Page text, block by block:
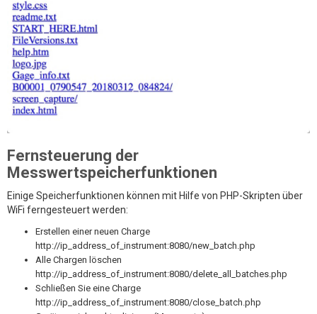
Fernsteuerung der
Messwertspeicherfunktionen
Einige Speicherfunktionen können mit Hilfe von PHP-Skripten über
WiFi ferngesteuert werden:
Erstellen einer neuen Charge
http://ip_address_of_instrument:8080/new_batch.php
Alle Chargen löschen
http://ip_address_of_instrument:8080/delete_all_batches.php
Schließen Sie eine Charge
http://ip_address_of_instrument:8080/close_batch.php